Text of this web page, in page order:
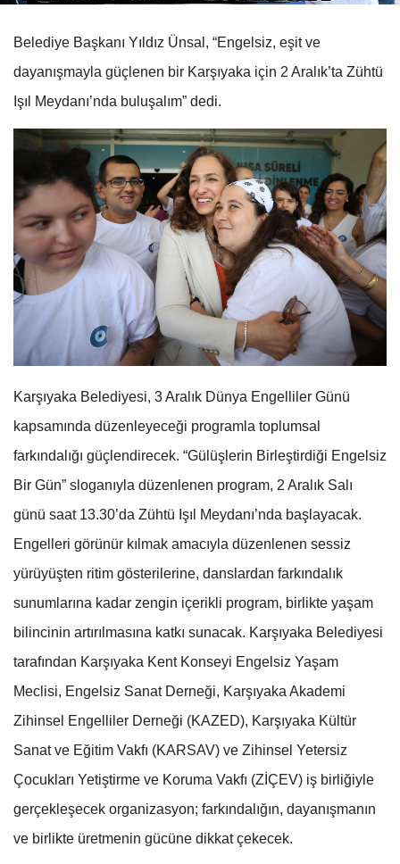
Belediye Başkanı Yıldız Ünsal, “Engelsiz, eşit ve
dayanışmayla güçlenen bir Karşıyaka için 2 Aralık’ta Zühtü
Işıl Meydanı’nda buluşalım” dedi.
Karşıyaka Belediyesi, 3 Aralık Dünya Engelliler Günü
kapsamında düzenleyeceği programla toplumsal
farkındalığı güçlendirecek. “Gülüşlerin Birleştirdiği Engelsiz
Bir Gün” sloganıyla düzenlenen program, 2 Aralık Salı
günü saat 13.30’da Zühtü Işıl Meydanı’nda başlayacak.
Engelleri görünür kılmak amacıyla düzenlenen sessiz
yürüyüşten ritim gösterilerine, danslardan farkındalık
sunumlarına kadar zengin içerikli program, birlikte yaşam
bilincinin artırılmasına katkı sunacak. Karşıyaka Belediyesi
tarafından Karşıyaka Kent Konseyi Engelsiz Yaşam
Meclisi, Engelsiz Sanat Derneği, Karşıyaka Akademi
Zihinsel Engelliler Derneği (KAZED), Karşıyaka Kültür
Sanat ve Eğitim Vakfı (KARSAV) ve Zihinsel Yetersiz
Çocukları Yetiştirme ve Koruma Vakfı (ZİÇEV) iş birliğiyle
gerçekleşecek organizasyon; farkındalığın, dayanışmanın
ve birlikte üretmenin gücüne dikkat çekecek.